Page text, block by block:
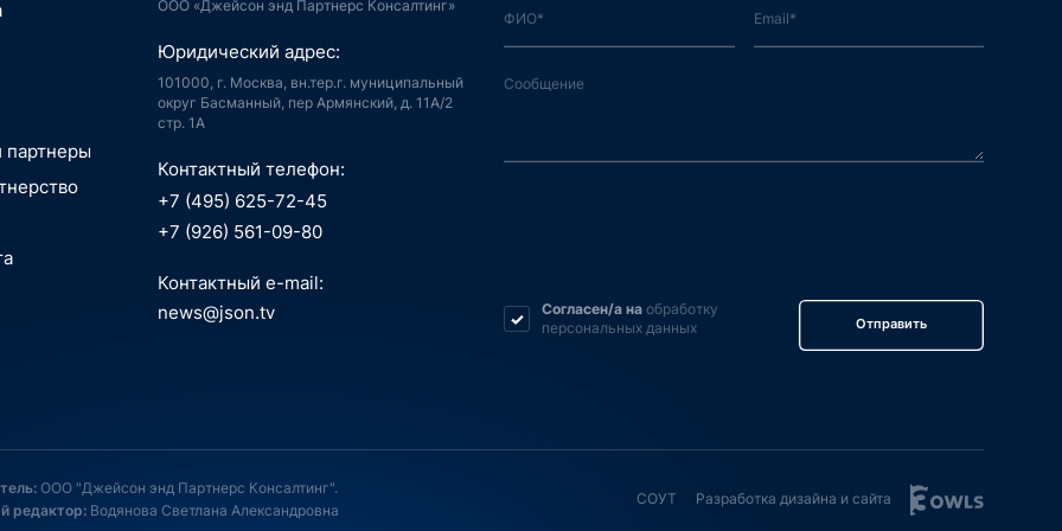
Интернет
LegalTech
данные,
4.0,
онлайн-
медиа
книги
АСУ ТП, IoT
3D
ASIC,
ПК, смартфоны
ИБ
мотивация
БАС
город
3D
ИБ, КИИ
ПК, смартфоны
связь и услуги,
партнеры
ООО «Джейсон энд Партнерс Консалтинг»
Юридический адрес:
101000, г. Москва, вн.тер.г. муниципальный
округ Басманный, пер Армянский, д. 11А/2
стр. 1А
Контактный телефон:
+7 (495) 625-72-45
+7 (926) 561-09-80
Контактный e-mail:
news@json.tv
Согласен/а наобработку
персональных данных
Отправить
ООО "Джейсон энд Партнерс Консалтинг".
редактор:Водянова Светлана Александровна
СОУТ Разработка дизайна и сайта